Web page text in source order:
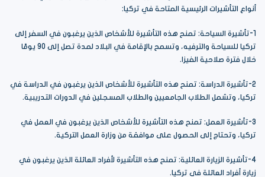
أنواع التأشيرات الرئيسية المتاحة في تركيا:
1-تأشيرة السياحة: تمنح هذه التأشيرة للأشخاص الذين يرغبون في السفر إلى
تركيا للسياحة والترفيه، وتسمح بالإقامة في البلاد لمدة تصل إلى 90 يومًا
خلال فترة صلاحية الفيزا.
2-تأشيرة الدراسة: تمنح هذه التأشيرة للأشخاص الذين يرغبون في الدراسة في
تركيا، وتشمل الطلاب الجامعيين والطلاب المسجلين في الدورات التدريبية.
3-تأشيرة العمل: تمنح هذه التأشيرة للأشخاص الذين يرغبون في العمل في
تركيا، وتحتاج إلى الحصول على موافقة من وزارة العمل التركية.
4-تأشيرة الزيارة العائلية: تمنح هذه التأشيرة لأفراد العائلة الذين يرغبون في
زيارة أفراد العائلة في تركيا.